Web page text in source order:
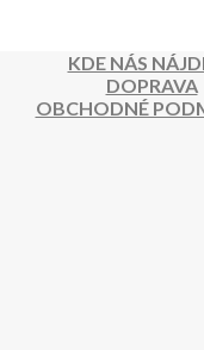
KDE NÁS
DOPRAVA
OBCHODNÉ